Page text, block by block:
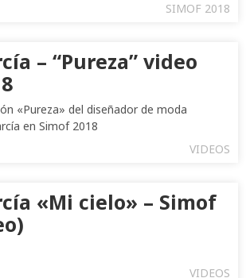
SIMOF 2018
– “Pureza” video
«Pureza» del diseñador de moda
en Simof 2018
VIDEOS
«Mi cielo» – Simof
VIDEOS